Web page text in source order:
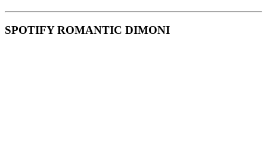
SPOTIFY ROMANTIC DIMONI